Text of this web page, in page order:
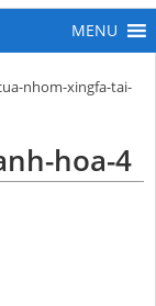
nhom-xingfa-tai-
hoa-4